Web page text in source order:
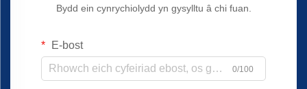
Bydd ein cynrychiolydd yn gysylltu â chi fuan.
E-bost
0/100